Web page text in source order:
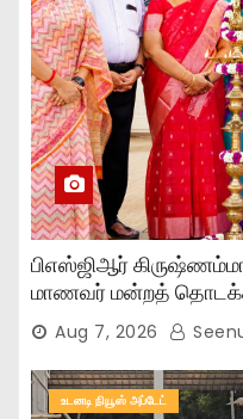
பிஎஸ்ஜிஆர்
மாணவர் மன்றத்
Aug 7, 2026
உடனடி நியூஸ் அப்டேட்